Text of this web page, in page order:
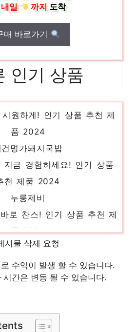
내일
까지도착
매 바로가기
인기 상품
포켓도시락
품 2024
건명가돼지국밥
지금 경험하세요! 인기 상품
천 제품 2024
누룽제비
로 찬스! 인기 상품 추천 제
닭양쌈
품 2024
제품 2024
시물 삭제 요청
수익이 발생 할 수 있습니다.
시간은 변동 될 수 있습니다.